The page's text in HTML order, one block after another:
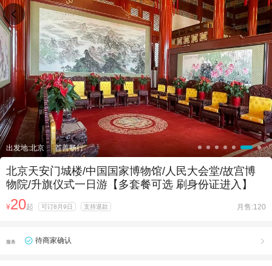
出发地:北京 首善畅行
北京天安门城楼/中国国家博物馆/人民大会堂/故宫博
物院/升旗仪式一日游【多套餐可选 刷身份证进入】
¥20起 可订8月9日 支持退款 月售:120
服务 待商家确认 
